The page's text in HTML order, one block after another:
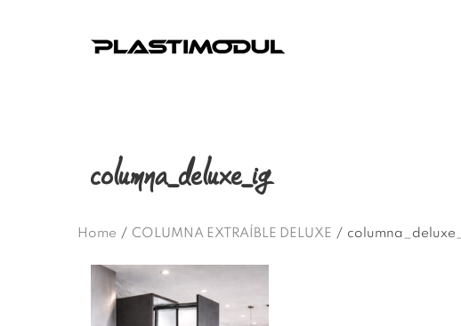
columna_deluxe_ig
Home / COLUMNA EXTRAÍBLE DELUXE /